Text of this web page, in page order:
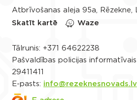
Atbrīvošanas aleja 95a, Rēzekne,
Skatīt kartē
Waze
Tālrunis: +371 64622238
Pašvaldības policijas
29411411
E-pasts: info@rezeknesnovads.lv